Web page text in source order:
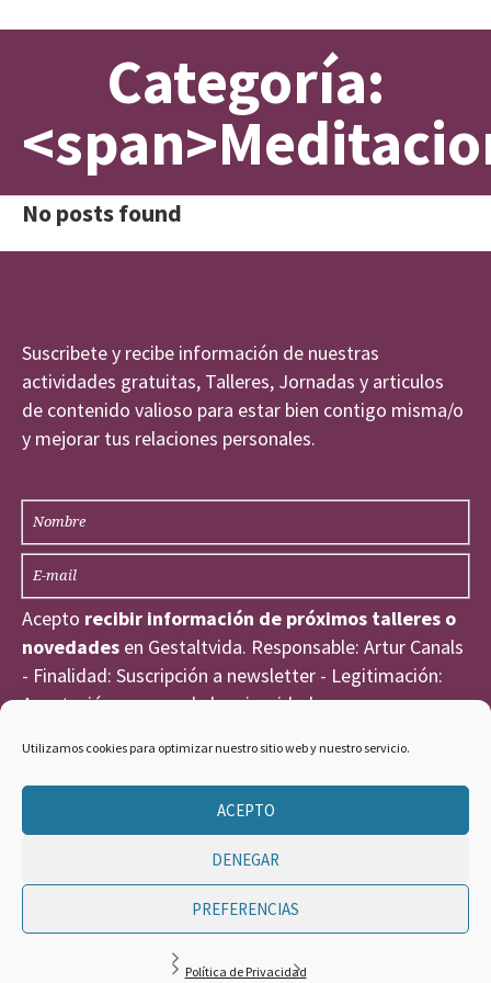
Utilizamos cookies para optimizar nuestro sitio web y nuestro servicio.
ACEPTO
DENEGAR
PREFERENCIAS
Política de Privacidad
Categoría:
No posts found
Suscribete y recibe información de nuestras
actividades gratuitas, Talleres, Jornadas y articulos
de contenido valioso para estar bien contigo misma/o
y mejorar tus relaciones personales.
Acepto recibir información de próximos talleres o
novedades en Gestaltvida. Responsable: Artur Canals
- Finalidad: Suscripción a newsletter - Legitimación:
Aceptación expresa de la privacidad
He leído y acepto la
Política de Privacidad
GESTALT VIDA ©